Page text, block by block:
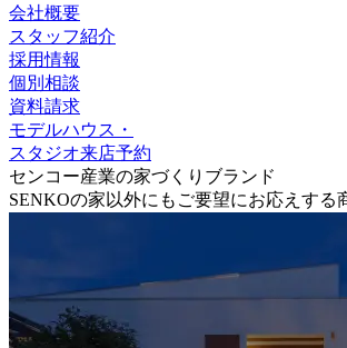
会社概要
スタッフ紹介
採用情報
個別相談
資料請求
モデルハウス・
スタジオ来店予約
センコー産業の家づくりブランド
SENKOの家以外にもご要望にお応えする